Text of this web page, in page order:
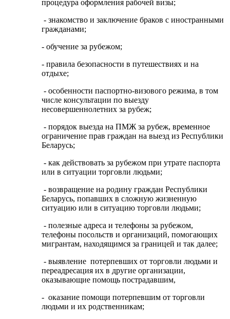
процедура оформления рабочей визы;
- знакомство и заключение браков с иностранными
гражданами;
- обучение за рубежом;
- правила безопасности в путешествиях и на
отдыхе;
- особенности паспортно-визового режима, в том
числе консультации по выезду
несовершеннолетних за рубеж;
- порядок выезда на ПМЖ за рубеж, временное
ограничение прав граждан на выезд из Республики
Беларусь;
- как действовать за рубежом при утрате паспорта
или в ситуации торговли людьми;
- возвращение на родину граждан Республики
Беларусь, попавших в сложную жизненную
ситуацию или в ситуацию торговли людьми;
- полезные адреса и телефоны за рубежом,
телефоны посольств и организаций, помогающих
мигрантам, находящимся за границей и так далее;
- выявление потерпевших от торговли людьми и
переадресация их в другие организации,
оказывающие помощь пострадавшим,
- оказание помощи потерпевшим от торговли
людьми и их родственникам;